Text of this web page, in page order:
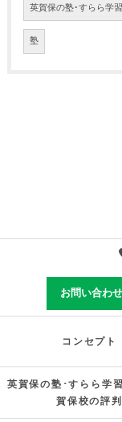
英賀保の塾･すらら学
塾
お問い合わ
コンセプト
英賀保の塾･すらら学
賀保校の評判